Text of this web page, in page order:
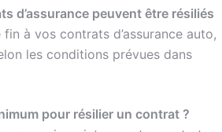
d’assurance peuvent être résiliés
à vos contrats d’assurance auto,
les conditions prévues dans
pour résilier un contrat ?